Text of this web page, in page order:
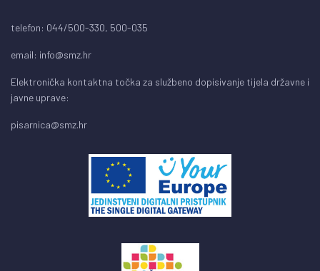
telefon: 044/500-330, 500-035
email: info@smz.hr
Elektronička kontaktna točka za službeno dopisivanje tijela državne i
javne uprave:
pisarnica@smz.hr